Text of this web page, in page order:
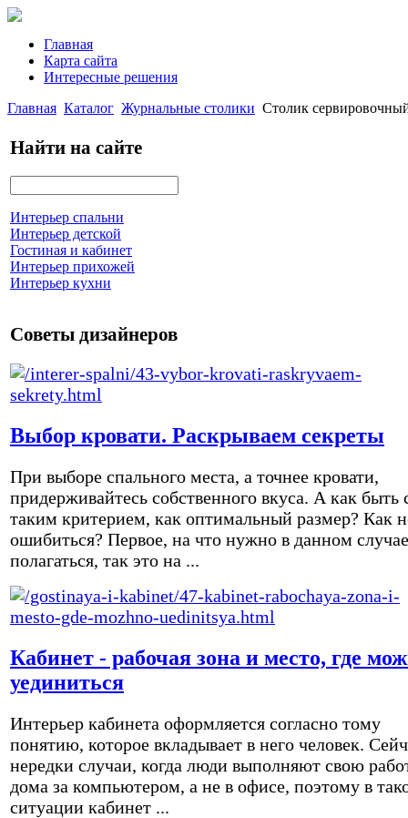
Главная
Карта сайта
Интересные решения
Главная Каталог Журнальные столики Столик
Найти на сайте
Интерьер спальни
Интерьер детской
Гостиная и кабинет
Интерьер прихожей
Интерьер кухни
Советы дизайнеров
Выбор кровати. Раскрываем секреты
При выборе спального места, а точнее кровати,
придерживайтесь собственного вкуса. А как быть
таким критерием, как оптимальный размер? Как
ошибиться? Первое, на что нужно в данном случае
полагаться, так это на ...
Кабинет - рабочая зона и место, где
уединиться
Интерьер кабинета оформляется согласно тому
понятию, которое вкладывает в него человек.
нередки случаи, когда люди выполняют свою
дома за компьютером, а не в офисе, поэтому в
ситуации кабинет ...